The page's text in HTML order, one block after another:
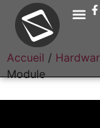
Accueil /
Module